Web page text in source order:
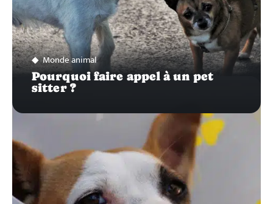
Monde animal
Pourquoi faire appel à un pet
sitter ?